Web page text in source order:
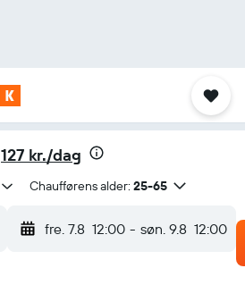
127 kr./dag
Chaufførens alder: 25-65
fre. 7.8 12:00 - søn. 9.8 12:00